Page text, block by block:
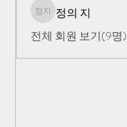
정의 지
정의 지
전체 회원 보기(9명)